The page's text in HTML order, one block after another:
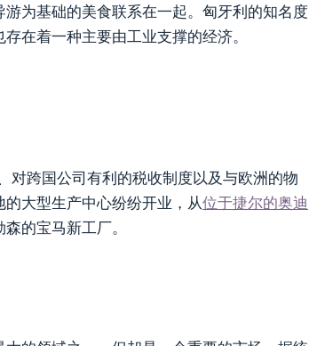
为基础的美食联系在一起。匈牙利的知名度
在着一种主要由工业支撑的经济。
跨国公司有利的税收制度以及与欧洲的物
大型生产中心纷纷开业，从位于捷尔的奥迪
的宝马新工厂。